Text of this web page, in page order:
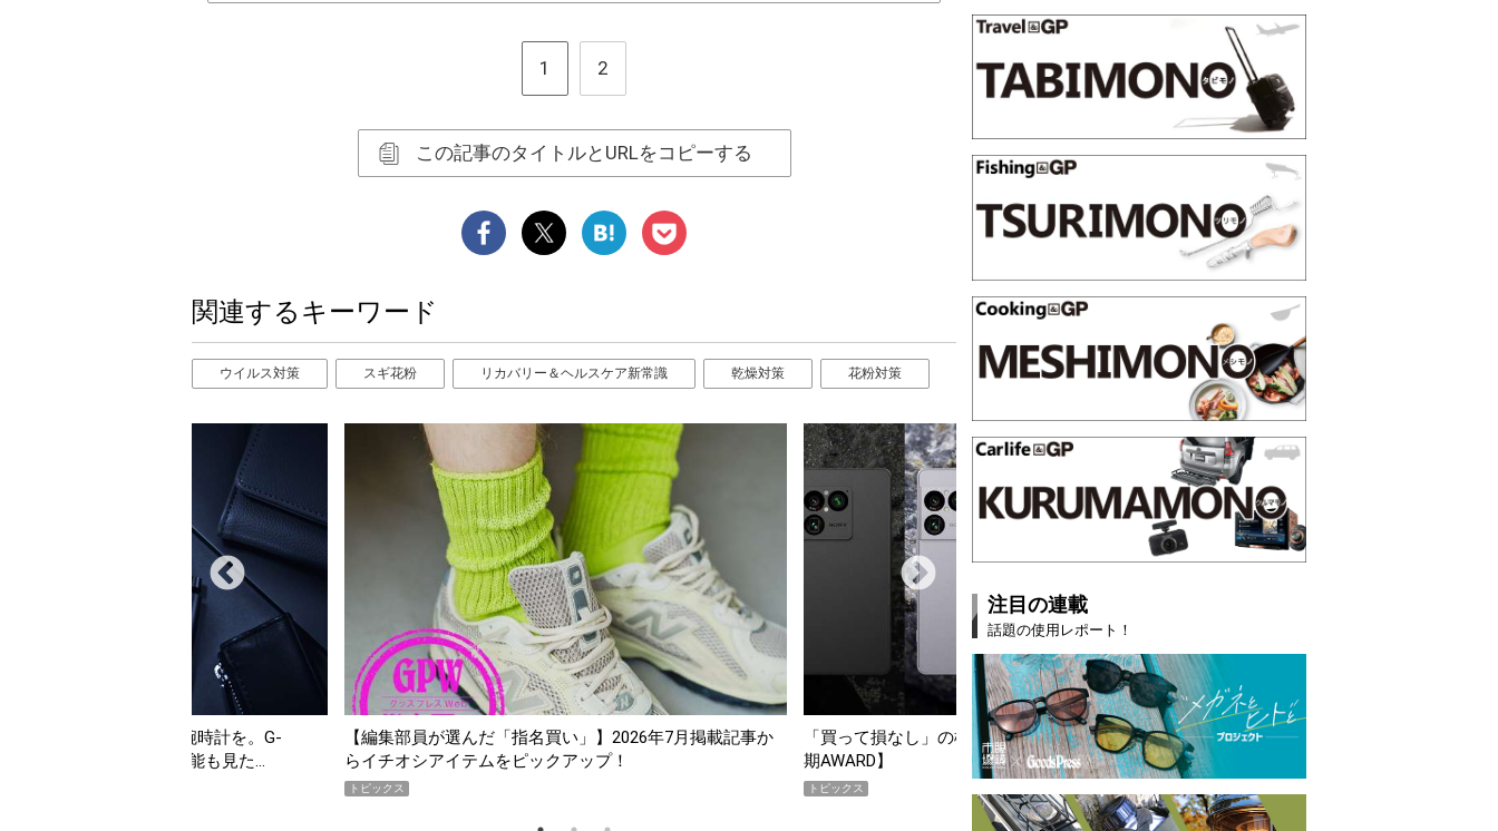
1 2
この記事のタイトルとURLをコピーする
関連するキーワード
ウイルス対策 スギ花粉 リカバリー＆ヘルスケア新常識 乾燥対策 花粉対策
【編集部員が選んだ「指名買い」】2026年7月掲載記事か
らイチオシアイテムをピックアップ！
「買って損なし」の極上スマホ5選【GoodsPress 2026上半
期AWARD】
薄着になる季節の夏こそ“映える”タフな腕時計を。G-
SHOCK「GRAVITYMASTER」は本当に機能も見た…
注目の連載
話題の使用レポート！